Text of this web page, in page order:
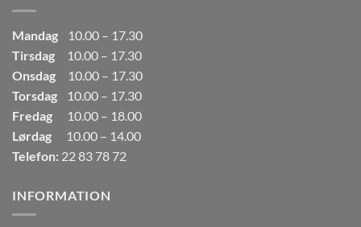
Mandag
10.00 – 17.30
Tirsdag
10.00 – 17.30
Onsdag
10.00 – 17.30
Torsdag
10.00 – 17.30
Fredag
10.00 – 18.00
Lørdag
10.00 – 14.00
Telefon: 22 83 78 72
INFORMATION